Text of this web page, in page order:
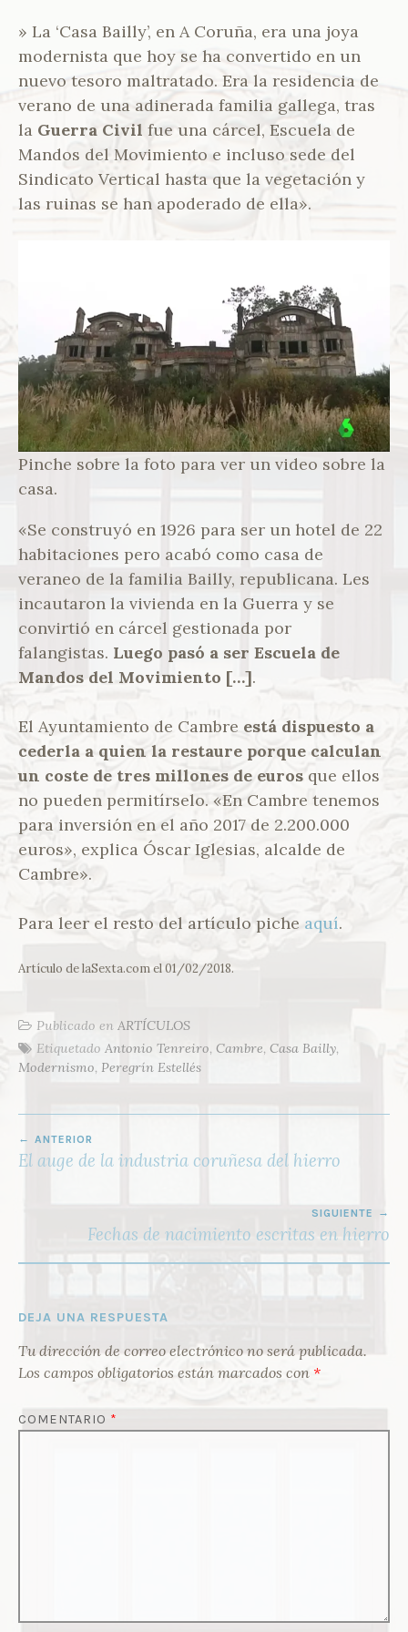
T
E
-
V
A
C
Á
R
» La ‘Casa Bailly’, en A Coruña, era una joya
modernista que hoy se ha convertido en un
nuevo tesoro maltratado. Era la residencia de
verano de una adinerada familia gallega, tras
la Guerra Civil fue una cárcel, Escuela de
Mandos del Movimiento e incluso sede del
Sindicato Vertical hasta que la vegetación y
las ruinas se han apoderado de ella».
Pinche sobre la foto para ver un video sobre la
casa.
«Se construyó en 1926 para ser un hotel de 22
habitaciones pero acabó como casa de
veraneo de la familia Bailly, republicana. Les
incautaron la vivienda en la Guerra y se
convirtió en cárcel gestionada por
falangistas. Luego pasó a ser Escuela de
Mandos del Movimiento […].
El Ayuntamiento de Cambre está dispuesto a
cederla a quien la restaure porque calculan
un coste de tres millones de euros que ellos
no pueden permitírselo. «En Cambre tenemos
para inversión en el año 2017 de 2.200.000
euros», explica Óscar Iglesias, alcalde de
Cambre».
Para leer el resto del artículo piche aquí.
Artículo de laSexta.com el 01/02/2018.
Publicado en ARTÍCULOS
Etiquetado Antonio Tenreiro, Cambre, Casa Bailly,
Modernismo, Peregrín Estellés
DE
ANTERIOR
El auge de la industria coruñesa del hierro
SIGUIENTE
Fechas de nacimiento escritas en hierro
DEJA UNA RESPUESTA
Tu dirección de correo electrónico no será publicada.
Los campos obligatorios están marcados con *
COMENTARIO *